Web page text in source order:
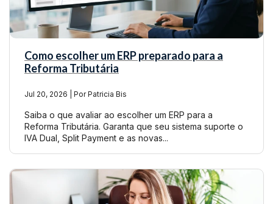
Como escolher um ERP preparado para a
Reforma Tributária
Jul 20, 2026 | Por Patricia Bis
Saiba o que avaliar ao escolher um ERP para a
Reforma Tributária. Garanta que seu sistema suporte o
IVA Dual, Split Payment e as novas...